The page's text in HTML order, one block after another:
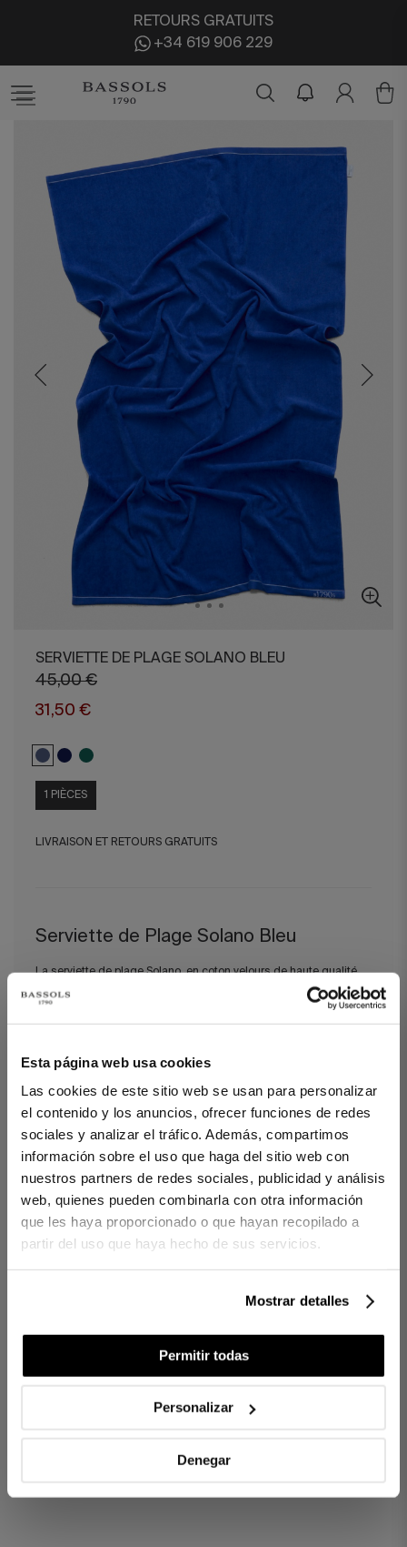
Esta página web usa cookies
Las cookies de este sitio web se usan para personalizar
el contenido y los anuncios, ofrecer funciones de redes
sociales y analizar el tráfico. Además, compartimos
información sobre el uso que haga del sitio web con
nuestros partners de redes sociales, publicidad y análisis
web, quienes pueden combinarla con otra información
que les haya proporcionado o que hayan recopilado a
partir del uso que haya hecho de sus servicios.
Mostrar detalles
Permitir todas
Personalizar
Denegar
RETOURS GRATUITS
+34 619 906 229
SERVIETTE DE PLAGE SOLANO BLEU
45,00 €
31,50 €
1 PIÈCES
LIVRAISON ET RETOURS GRATUITS
Serviette de Plage Solano Bleu
La serviette de plage Solano, en coton velours de haute qualité,
se décline dans une palette de couleurs intemporelles reflétant
l’énergie de l’été. Légère, douce et enveloppante, elle
DÉTAILS
100 % coton premiu
Tissu velours au toucher doux
Fine et légère, grammage 400 g/m²
Texture moelleuse et haute capacité d’absorption
Fabrication locale
CONTENU
DIFFÉRENCES ENTRE LES TISSUS
COMBIEN DE FILS CHOISIR ?